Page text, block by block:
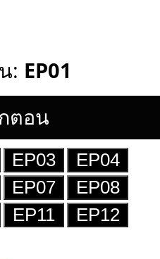
: EP01
ตอน
EP03
EP04
EP07
EP08
EP11 EP12